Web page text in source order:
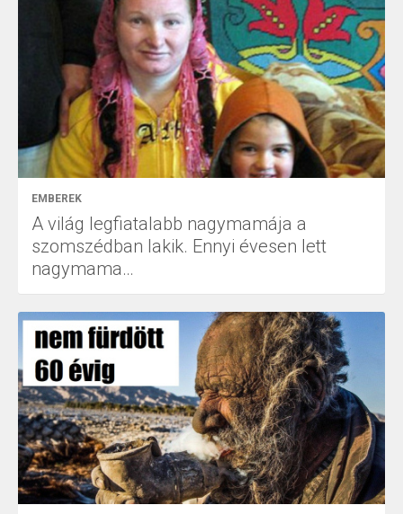
EMBEREK
A világ legfiatalabb nagymamája a
szomszédban lakik. Ennyi évesen lett
nagymama…